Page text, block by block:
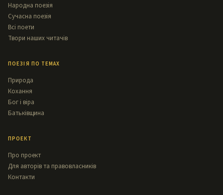
Народна поезія
Сучасна поезія
Всі поети
Твори наших читачів
ПОЕЗІЯ ПО ТЕМАХ
Природа
Кохання
Бог і віра
Батьківщина
ПРОЕКТ
Про проект
Для авторів та правовласників
Контакти